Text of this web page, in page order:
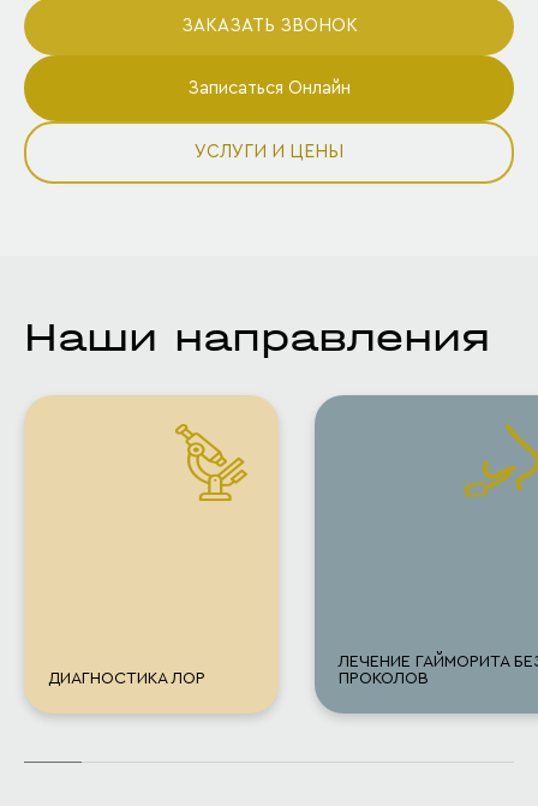
ЗАКАЗАТЬ ЗВОНОК
Записаться Онлайн
УСЛУГИ И ЦЕНЫ
Наши направления
ДИАГНОСТИКА ЛОР
ЛЕЧЕНИЕ ГАЙМОРИТА
ПРОКОЛОВ